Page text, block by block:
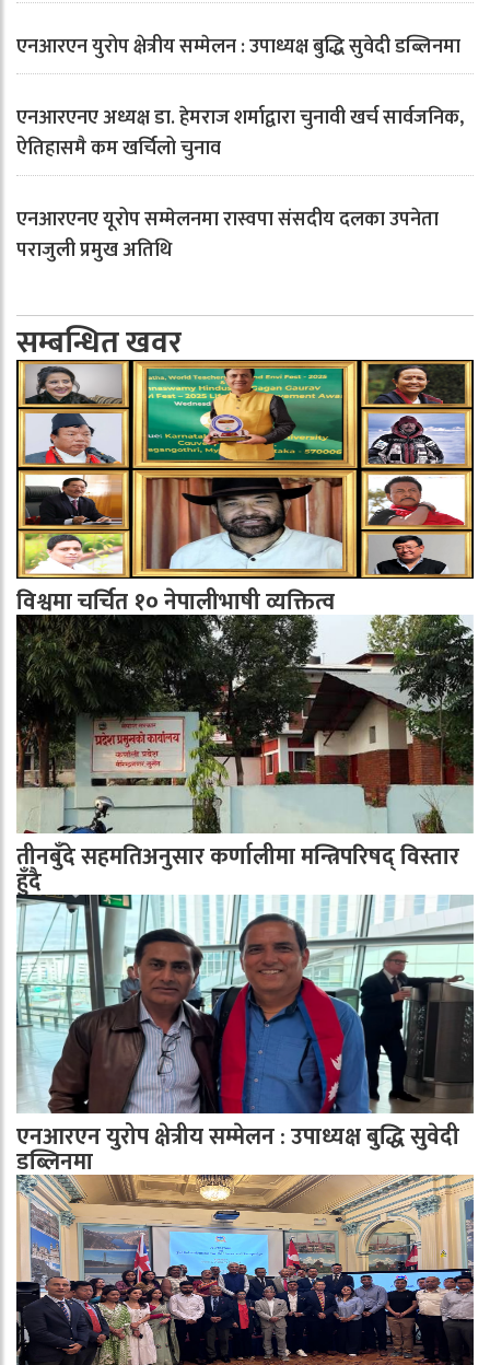
एनआरएन युरोप क्षेत्रीय सम्मेलन : उपाध्यक्ष बुद्धि सुवेदी डब्लिनमा
एनआरएनए अध्यक्ष डा. हेमराज शर्माद्वारा चुनावी खर्च सार्वजनिक,
ऐतिहासमै कम खर्चिलो चुनाव
एनआरएनए यूरोप सम्मेलनमा रास्वपा संसदीय दलका उपनेता
पराजुली प्रमुख अतिथि
सम्बन्धित खवर
विश्वमा चर्चित १० नेपालीभाषी व्यक्तित्व
तीनबुँदे सहमतिअनुसार कर्णालीमा मन्त्रिपरिषद् विस्तार
हुँदै
एनआरएन युरोप क्षेत्रीय सम्मेलन : उपाध्यक्ष बुद्धि सुवेदी
डब्लिनमा